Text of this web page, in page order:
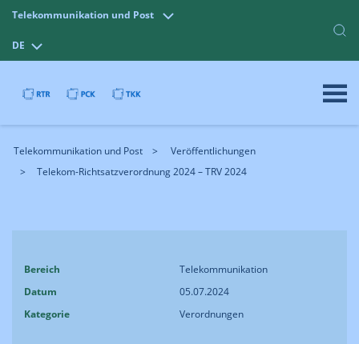
Telekommunikation und Post
DE
Telekommunikation und Post
Veröffentlichungen
Telekom-Richtsatzverordnung 2024 – TRV 2024
Bereich
Telekommunikation
Datum
05.07.2024
Kategorie
Verordnungen